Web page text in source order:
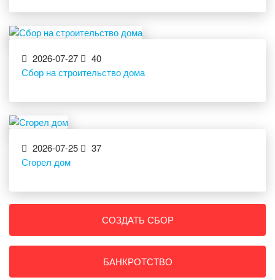
2026-07-27
40
Сбор на строительство дома
2026-07-25
37
Сгорел дом
СОЗДАТЬ СБОР
БАНКРОТСТВО